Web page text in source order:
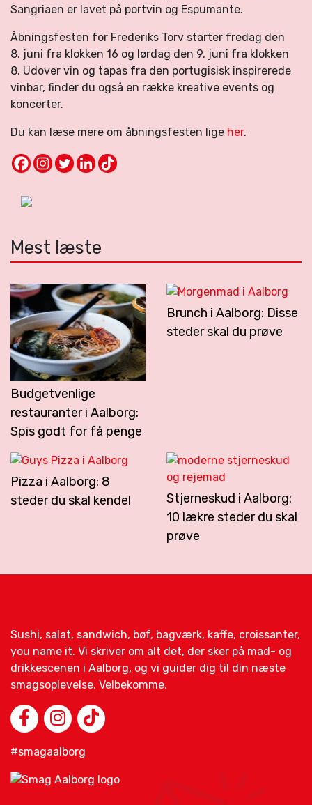
Sangriaen er lavet på portvin og Espumante.
Åbningsfesten for Frederiks Torv starter fredag den
8. juni fra klokken 16 og lørdag den 9. juni fra klokken
8. Udover vin og tapas fra den portugisisk inspirerede
vinbar, finder du også en række kreative events og
koncerter.
Du kan læse mere om åbningsfesten lige her.
Mest læste
Budgetvenlige
restauranter i Aalborg:
Spis godt for få penge
Brunch i Aalborg: Disse
steder skal du prøve
Pizza i Aalborg: 8
steder du skal kende!
Stjerneskud i Aalborg:
10 lækre steder du skal
prøve
Sushi, salat, sandwich, bøf, bagværk, kaffe, croissanter,
you name it. Vi skriver om alt det, der sker på mad- og
drikkescenen i Aalborg, og vi guider dig til din næste
smagsoplevelse. Velbekomme.
#smagaalborg